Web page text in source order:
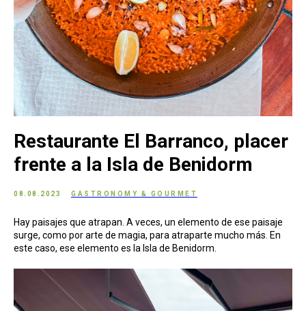
Restaurante El Barranco, placer
frente a la Isla de Benidorm
08.08.2023 GASTRONOMY & GOURMET
Hay paisajes que atrapan. A veces, un elemento de ese paisaje
surge, como por arte de magia, para atraparte mucho más. En
este caso, ese elemento es la Isla de Benidorm.